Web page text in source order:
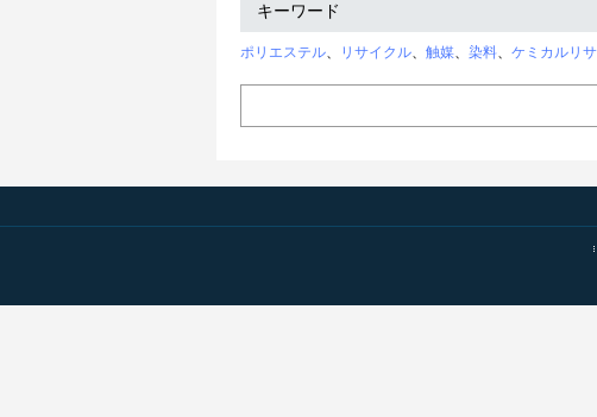
キーワード
ポリエステル、 リサイクル、 触媒、 染料、 ケミカルリ